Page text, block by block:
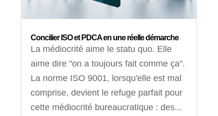
Concilier ISO et PDCA en une réelle démarche
La médiocrité aime le statu quo. Elle
aime dire "on a toujours fait comme ça".
La norme ISO 9001, lorsqu'elle est mal
comprise, devient le refuge parfait pour
cette médiocrité bureaucratique : des...